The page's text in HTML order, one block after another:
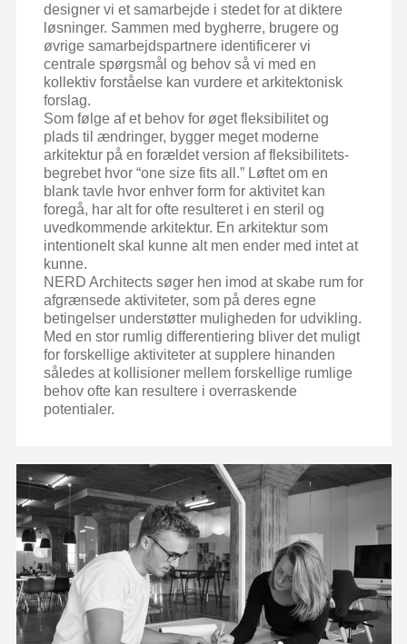
designer vi et samarbejde i stedet for at diktere
løsninger. Sammen med bygherre, brugere og
øvrige samarbejdspartnere identificerer vi
centrale spørgsmål og behov så vi med en
kollektiv forståelse kan vurdere et arkitektonisk
forslag.
Som følge af et behov for øget fleksibilitet og
plads til ændringer, bygger meget moderne
arkitektur på en forældet version af fleksibilitets-
begrebet hvor “one size fits all.” Løftet om en
blank tavle hvor enhver form for aktivitet kan
foregå, har alt for ofte resulteret i en steril og
uvedkommende arkitektur. En arkitektur som
intentionelt skal kunne alt men ender med intet at
kunne.
NERD Architects søger hen imod at skabe rum for
afgrænsede aktiviteter, som på deres egne
betingelser understøtter muligheden for udvikling.
Med en stor rumlig differentiering bliver det muligt
for forskellige aktiviteter at supplere hinanden
således at kollisioner mellem forskellige rumlige
behov ofte kan resultere i overraskende
potentialer.